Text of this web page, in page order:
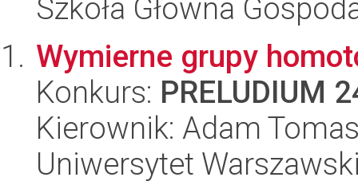
Szkoła Główna
Wymierne grupy
Konkurs: PRELUDIUM
Kierownik: Adam
Uniwersytet